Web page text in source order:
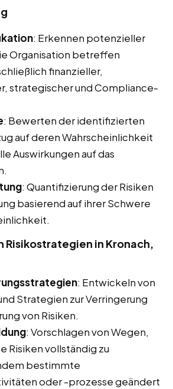
: Erkennen potenzieller
Organisation betreffen
finanzieller,
strategischer und Compliance-
: Bewerten der identifizierten
auf deren Wahrscheinlichkeit
Auswirkungen auf das
: Quantifizierung der Risiken
basierend auf ihrer Schwere
Risikostrategien in Kronach,
: Entwickeln von
Strategien zur Verringerung
von Risiken.
: Vorschlagen von Wegen,
Risiken vollständig zu
bestimmte
oder -prozesse geändert